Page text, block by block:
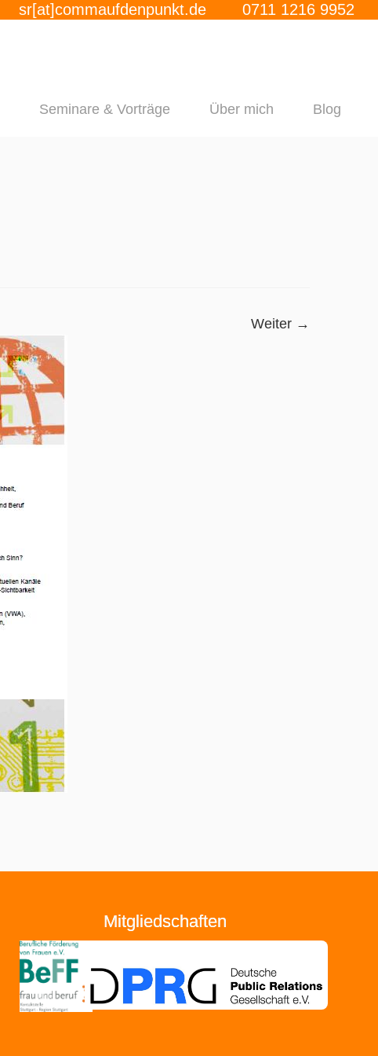
Seminare & Vorträge Über mich Blog
sr[at]commaufdenpunkt.de 0711 1216 9952
Weiter →
Mitgliedschaften